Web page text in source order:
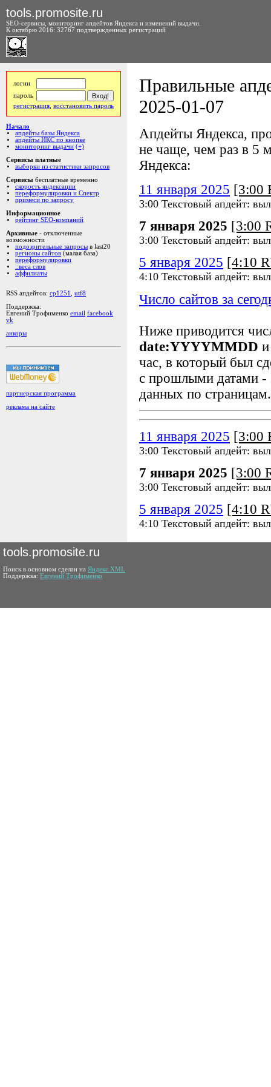
tools.promosite.ru
SEO-сервисы, мониторинг апдейтов Яндекса и изменений выдачи.
К октябрю 2016: 32767 подтвержденных регистраций
логин
пароль
регистрация восстановить пароль
Начало
апдейты базы Яндекса
апдейты ИКС по кнопке
мониторинг выдачи (+)
Сервисы платные
выборки из статистики запросов
Сервисы бесплатные временно
скорость яндексации
переформулировки и Спектр
примеси по запросу
Информационное
рейтинг SEO-компаний
Архивные - отключенные
возможности
подозрительные запросы в last20
регионы сайтов (малая база)
переформулировки
::веса слов
аффилиаты
RSS апдейтов: cp1251
utf8
Поддержка:
Евгений Трофименко email facebook
vk
анкоры
партнерская программа
реклама на сайте
Правильные
2025-01-07
Апдейты Яндекса,
не чаще, чем раз в 5
Яндекса:
11 января 2025 [3:00
3:00 Текстовый апдейт:
7 января 2025 [3:00
3:00 Текстовый апдейт:
5 января 2025 [4:10
4:10 Текстовый апдейт:
Число сайтов за
Ниже приводится
date:YYYYMMDD
час, в который был
с прошлыми датами -
данных по страницам.
11 января 2025 [3:00
3:00 Текстовый апдейт:
7 января 2025 [3:00
3:00 Текстовый апдейт:
5 января 2025 [4:10
4:10 Текстовый апдейт:
tools.promosite.ru
Поиск в основном сделан на Яндекс.XML
Поддержка: Евгений Трофименко